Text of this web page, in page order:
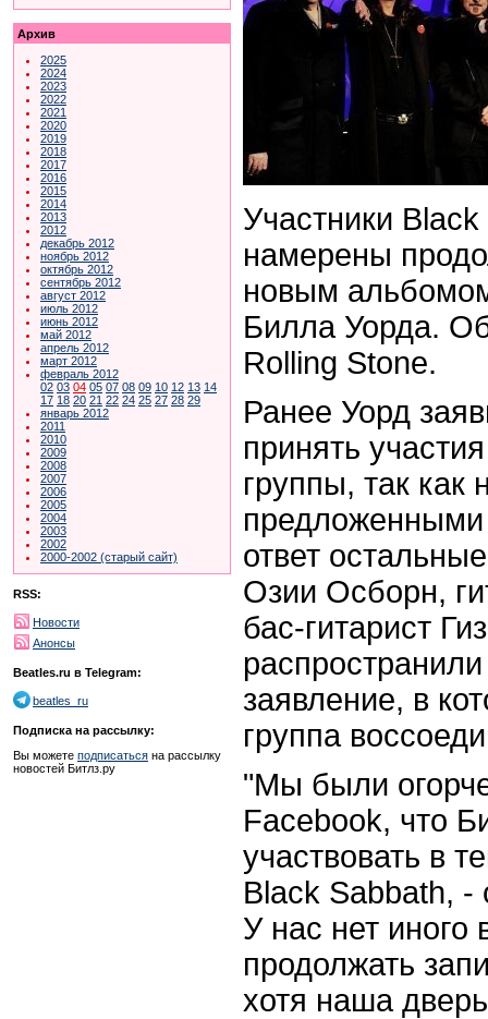
Архив
2025
2024
2023
2022
2021
2020
2019
2018
2017
2016
2015
2014
2013
2012
декабрь 2012
ноябрь 2012
октябрь 2012
сентябрь 2012
август 2012
июль 2012
июнь 2012
май 2012
апрель 2012
март 2012
февраль 2012
02 03 04 05 07 08 09 10 12 13 14
17 18 20 21 22 24 25 27 28 29
январь 2012
2011
2010
2009
2008
2007
2006
2005
2004
2003
2002
2000-2002 (старый сайт)
RSS:
Новости
Анонсы
Beatles.ru в Telegram:
beatles_ru
Подписка на рассылку:
Вы можете подписаться на рассылку
новостей Битлз.ру
Участники
намерены
новым
Билла Уорда.
Rolling Stone.
Ранее Уорд
принять
группы, так как
предложенными
ответ
Озии Осборн,
бас-гитарист
заявление, в
группа
"Мы были
Facebook, что
участвовать в
Black Sabbath, -
У нас нет иного
продолжать
хотя наша